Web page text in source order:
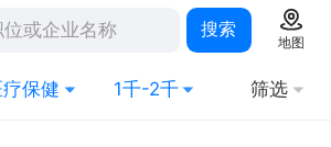
搜索
地图
疗保健 1千-2千 筛选